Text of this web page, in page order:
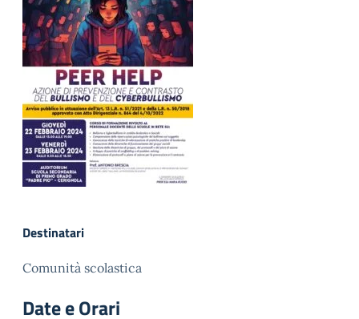
Destinatari
Comunità scolastica
Date e Orari